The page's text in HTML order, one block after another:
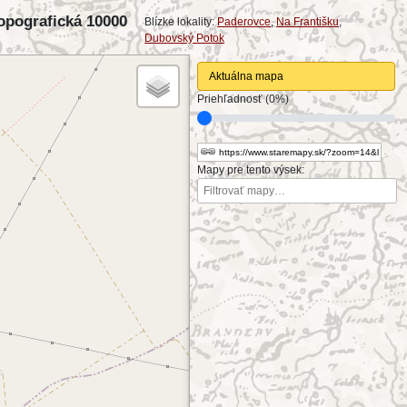
10000 Blízke lokality:Paderovce,Na Františku,
Dubovský Potok
Aktuálna mapa
Priehľadnosť (0%)
Mapy pre tento výsek: